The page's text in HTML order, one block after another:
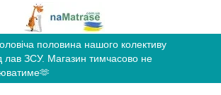
половина нашого колективу
лав ЗСУ. Магазин тимчасово не